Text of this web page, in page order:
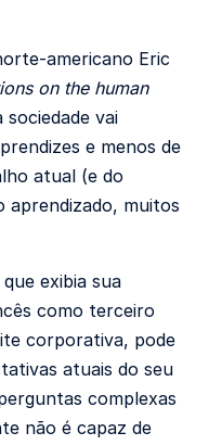
americano Eric
on the human
vai
e menos de
atual (e do
aprendizado, muitos
exibia sua
como terceiro
corporativa, pode
atuais do seu
complexas
não é capaz de